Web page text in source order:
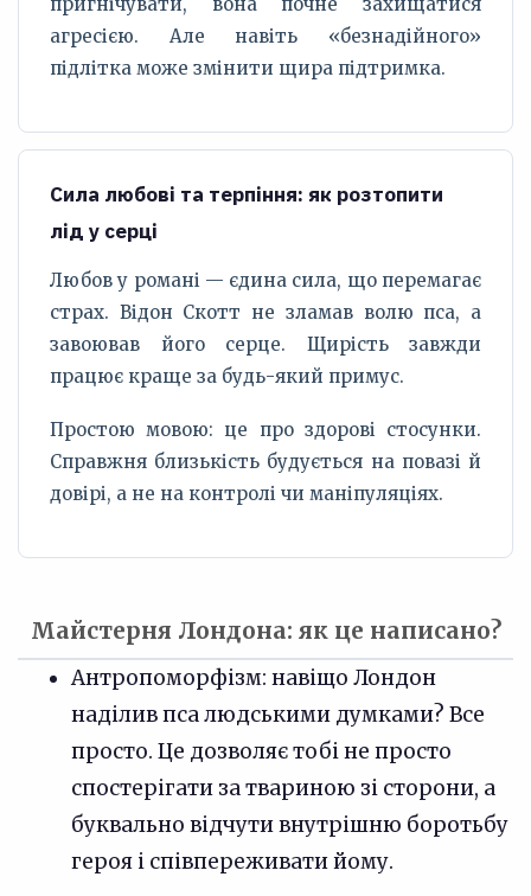
агресією. Але навіть «безнадійного»
підлітка може змінити щира підтримка.
Сила любові та терпіння: як розтопити
лід у серці
Любов у романі — єдина сила, що перемагає
страх. Відон Скотт не зламав волю пса, а
завоював його серце. Щирість завжди
працює краще за будь-який примус.
Простою мовою: це про здорові стосунки.
Справжня близькість будується на повазі й
довірі, а не на контролі чи маніпуляціях.
Майстерня Лондона: як це написано?
Антропоморфізм: навіщо Лондон
наділив пса людськими думками? Все
просто. Це дозволяє тобі не просто
спостерігати за твариною зі сторони, а
буквально відчути внутрішню боротьбу
героя і співпереживати йому.